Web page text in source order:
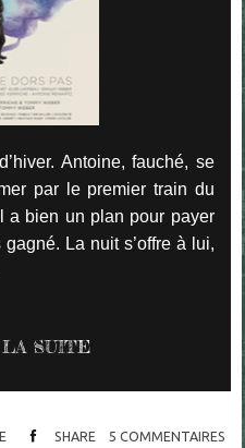
Antoine, fauché, se
par le premier train du
a bien un plan pour payer
La nuit s’offre à lui,
SUITE
SHARE 5 COMMENTAIRES